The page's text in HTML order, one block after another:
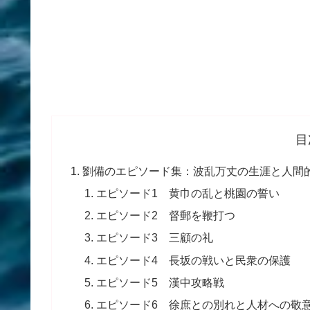
劉備のエピソード集：波乱万丈の生涯と人間
エピソード1 黄巾の乱と桃園の誓い
エピソード2 督郵を鞭打つ
エピソード3 三顧の礼
エピソード4 長坂の戦いと民衆の保護
エピソード5 漢中攻略戦
エピソード6 徐庶との別れと人材への敬